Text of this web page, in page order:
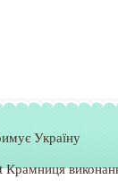
Україну
Крамниця